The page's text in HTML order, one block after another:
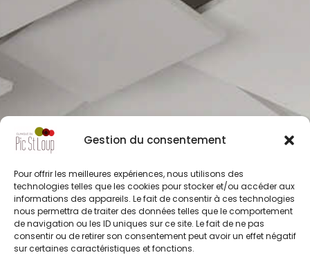
Gestion du consentement
Pour offrir les meilleures expériences, nous utilisons des
technologies telles que les cookies pour stocker et/ou accéder aux
informations des appareils. Le fait de consentir à ces technologies
nous permettra de traiter des données telles que le comportement
de navigation ou les ID uniques sur ce site. Le fait de ne pas
consentir ou de retirer son consentement peut avoir un effet négatif
sur certaines caractéristiques et fonctions.